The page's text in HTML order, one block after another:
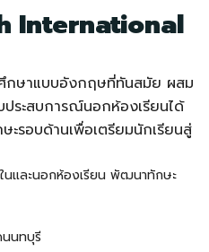
International
กษาแบบอังกฤษที่ทันสมัย ผสม
ประสบการณ์นอกห้องเรียนได้
รอบด้านเพื่อเตรียมนักเรียนสู่
นและนอกห้องเรียน พัฒนาทักษะ
นทบุรี